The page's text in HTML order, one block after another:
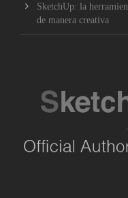
SketchUp: la
de manera creativa